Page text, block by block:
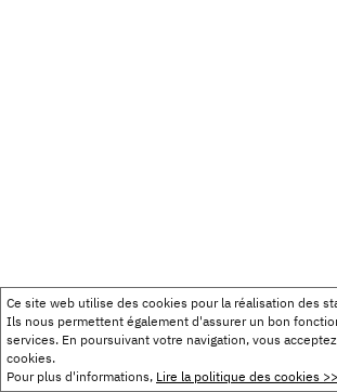
Ce site web utilise des cookies pour la réalisation des
Ils nous permettent également d'assurer un bon
services. En poursuivant votre navigation, vous
cookies.
Pour plus d'informations, Lire la politique des cookies >>